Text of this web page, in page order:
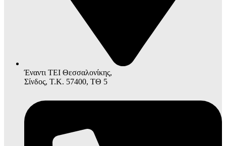
Έναντι ΤΕΙ Θεσσαλονίκης,
Σίνδος, Τ.Κ. 57400, ΤΘ 5